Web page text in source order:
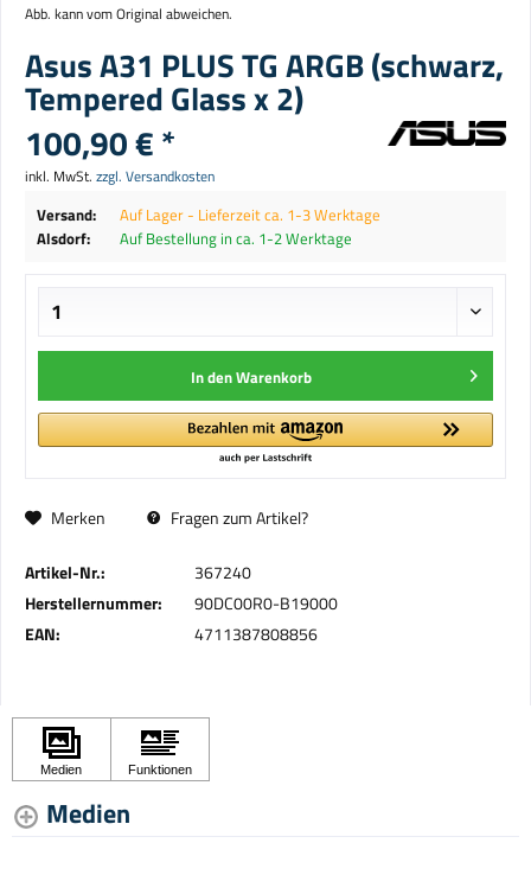
Abb. kann vom Original abweichen.
Asus A31 PLUS TG ARGB (schwarz,
Tempered Glass x 2)
100,90 € *
inkl. MwSt. zzgl. Versandkosten
Versand:
Auf Lager - Lieferzeit ca. 1-3 Werktage
Alsdorf:
Auf Bestellung in ca. 1-2 Werktage
In denWarenkorb
Merken Fragen zum Artikel?
Artikel-Nr.:
367240
Herstellernummer:
90DC00R0-B19000
EAN:
4711387808856
Medien